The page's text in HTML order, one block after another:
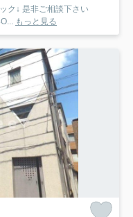
ク↓ 是非ご相談下さい
もっと見る